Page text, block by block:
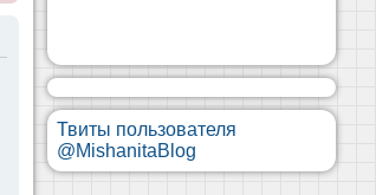
Твиты пользователя
@MishanitaBlog